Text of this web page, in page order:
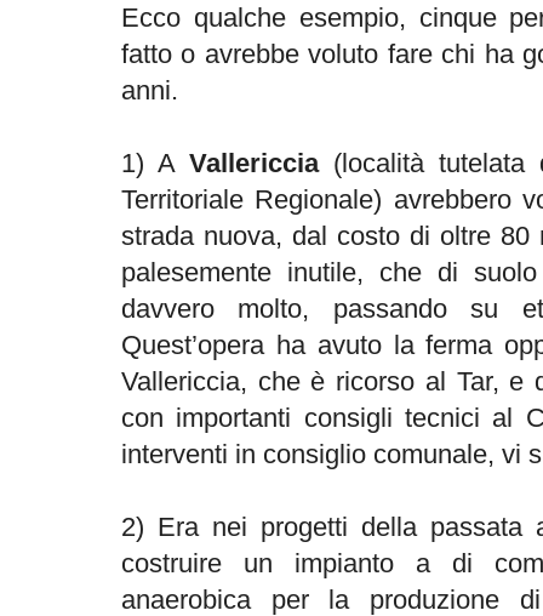
Ecco qualche esempio, cinque
fatto o avrebbe voluto fare chi ha
anni.
1) A Vallericcia(località tutelata
Territoriale Regionale) avrebbero
strada nuova, dal costo di oltre
palesemente inutile, che di
davvero molto, passando su
Quest’opera ha avuto la ferma
Vallericcia, che è ricorso al Tar, e
con importanti consigli tecnici al
interventi in consiglio comunale, vi
2) Era nei progetti della passata
costruire un impianto a di
anaerobica per la produzione